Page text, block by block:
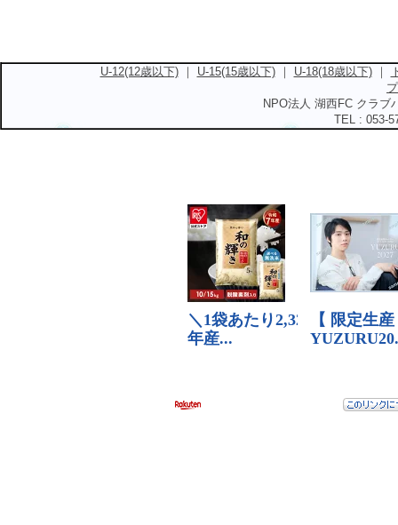
U-12(12歳以下)｜ U-15(15歳以下)｜ U-18(18歳以下)｜
NPO法人 湖西FC クラ
TEL : 053-